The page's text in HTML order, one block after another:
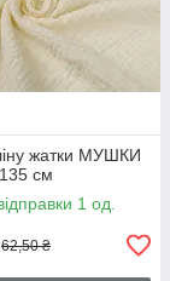
жатки МУШКИ
см
1 од.
62,50 ₴